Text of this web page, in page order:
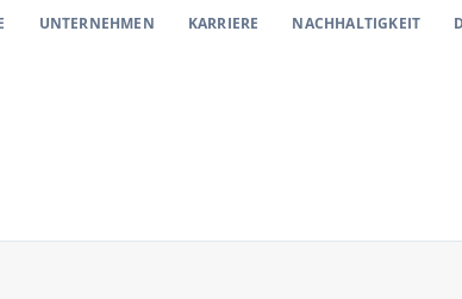
UNTERNEHMEN KARRIERE NACHHALTIGKEIT